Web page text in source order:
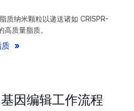
质纳米颗粒以递送诸如 CRISPR-
质量脂质。
因编辑工作流程